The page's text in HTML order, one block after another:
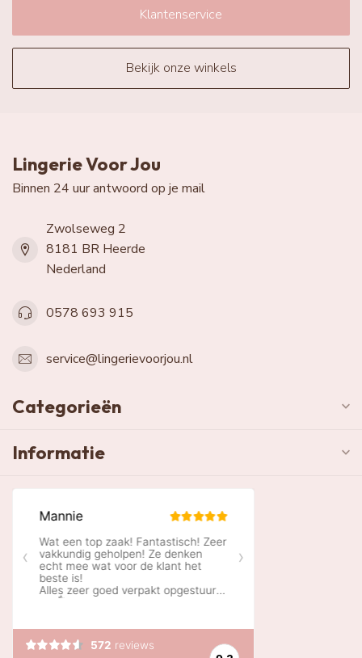
Klantenservice
Bekijk onze winkels
Lingerie Voor Jou
Binnen 24 uur antwoord op je mail
Zwolseweg 2
8181 BR Heerde
Nederland
0578 693 915
service@lingerievoorjou.nl
Categorieën
Informatie